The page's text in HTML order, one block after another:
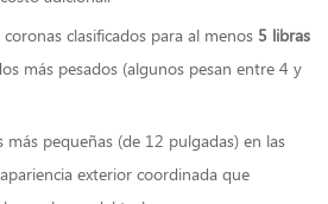
clasificados para al menos 5 libras
más pesados (algunos pesan entre 4 y
más pequeñas (de 12 pulgadas) en las
exterior coordinada que